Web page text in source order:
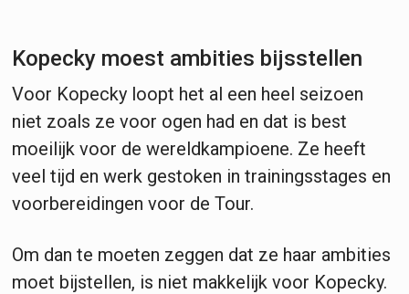
Kopecky moest ambities bijsstellen
Voor Kopecky loopt het al een heel seizoen
niet zoals ze voor ogen had en dat is best
moeilijk voor de wereldkampioene. Ze heeft
veel tijd en werk gestoken in trainingsstages en
voorbereidingen voor de Tour.
Om dan te moeten zeggen dat ze haar ambities
moet bijstellen, is niet makkelijk voor Kopecky.